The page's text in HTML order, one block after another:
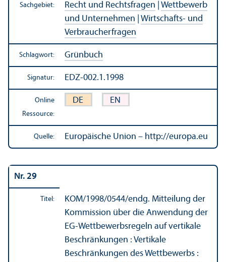
Sachgebiet: Recht und Rechts­fragen
Wettbewerb
und Unter­nehmen
Wirtschafts- und
Verbraucherfragen
Schlagwort: Grünbuch
Signatur: EDZ-002.1.1998
Online
Ressource:
DE EN
Quelle: Europäische Union – http://europa.eu
Nr. 29
Titel: KOM/1998/0544/endg. Mitteilung der
Kommission über die Anwendung der
EG-Wettbewerbsregeln auf vertikale
Beschränkungen : Vertikale
Beschränkungen des Wettbewerbs :